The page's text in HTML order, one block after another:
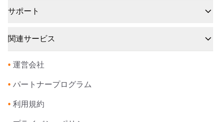
サポート
関連サービス
• 運営会社
• パートナープログラム
• 利用規約